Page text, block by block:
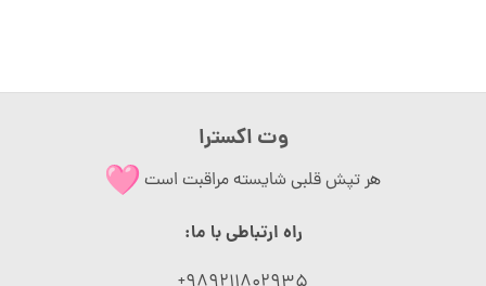
وت اکسترا
هر تپش قلبی شایسته مراقبت است
راه ارتباطی با ما: